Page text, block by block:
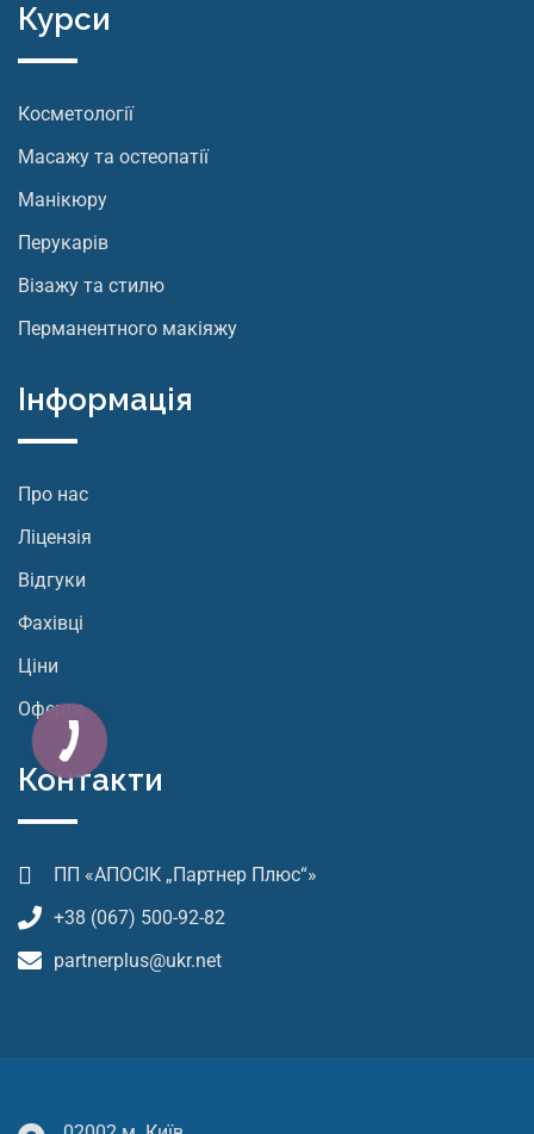
Курси
Косметології
Масажу та остеопатії
Манікюру
Перукарів
Візажу та стилю
Перманентного макіяжу
Інформація
Про нас
Ліцензія
Відгуки
Фахівці
Ціни
Оферта
Контакти
ПП «АПОСІК „Партнер Плюс“»
+38 (067) 500-92-82
partnerplus@ukr.net